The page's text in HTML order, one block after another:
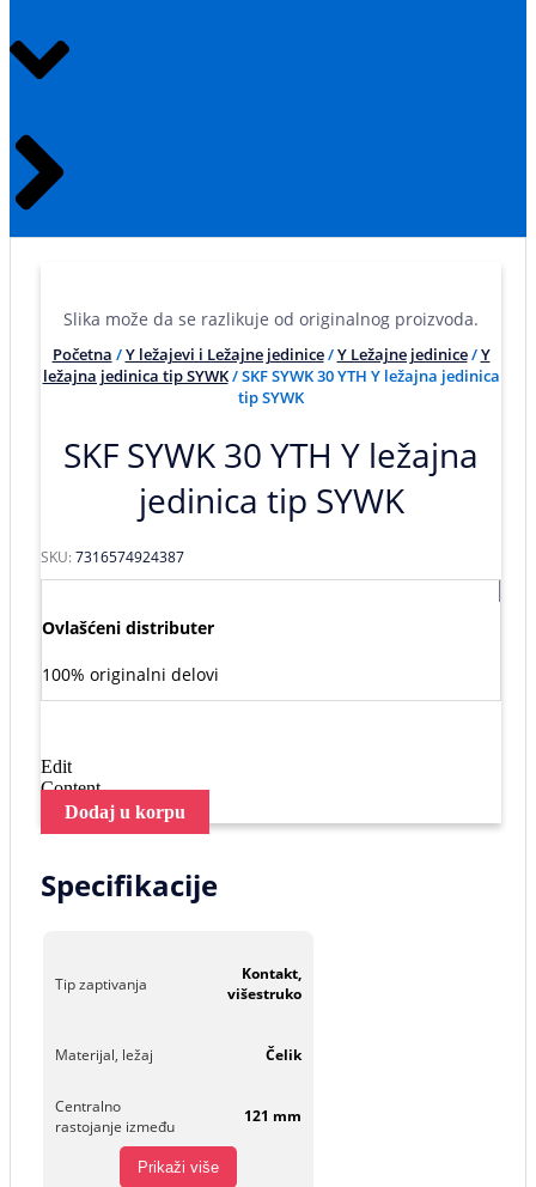
Slika može da se razlikuje od originalnog proizvoda.
Početna /Y ležajevi i Ležajne jedinice/Y Ležajne jedinice/Y
ležajna jedinica tip SYWK/ SKF SYWK 30 YTH Y ležajna jedinica
tip SYWK
SKF SYWK 30 YTH Y ležajna
jedinica tip SYWK
SKU:7316574924387
Ovlašćeni distributer
100% originalni delovi
Edit
Content
Dodaj u korpu
Specifikacije
Tip zaptivanja
Kontakt,
višestruko
Materijal, ležaj Čelik
Centralno
rastojanje između
121 mm
Prikaži više